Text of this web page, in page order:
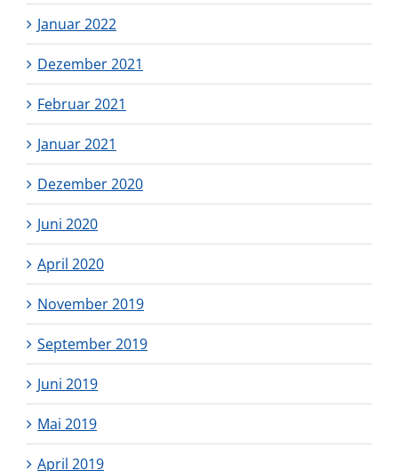
Januar 2022
Dezember 2021
Februar 2021
Januar 2021
Dezember 2020
Juni 2020
April 2020
November 2019
September 2019
Juni 2019
Mai 2019
April 2019